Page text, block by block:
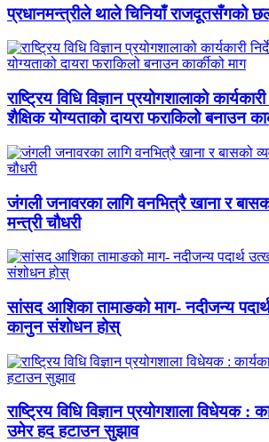
प्रधानमन्त्रीले थाले चिनियाँ राजदूतसँगको
राष्ट्रिय विधि विज्ञान प्रयोगशालाको
शैक्षिक योग्यताको दायरा फराकिलो बनाउन
जंगली जनावरका लागि वनभित्रै खाना र
मन्त्री चौधरी
सांसद आशिका तामाङको माग- नदीजन्य
कानुन संशोधन होस्
राष्ट्रिय विधि विज्ञान प्रयोगशाला विधेयक :
उमेर हद हटाउन सुझाव